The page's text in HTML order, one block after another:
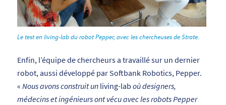
Le test en living-lab du robot Pepper, avec les chercheuses de Strate.
Enfin, l’équipe de chercheurs a travaillé sur un dernier
robot, aussi développé par Softbank Robotics, Pepper.
« Nous avons construit un living-lab où designers,
médecins et ingénieurs ont vécu avec les robots Pepper